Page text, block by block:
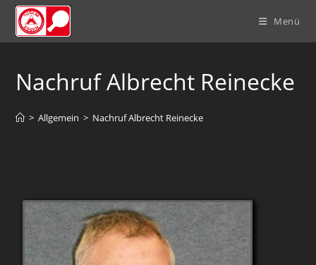
Menü
Nachruf Albrecht Reinecke
> Allgemein > Nachruf Albrecht Reinecke